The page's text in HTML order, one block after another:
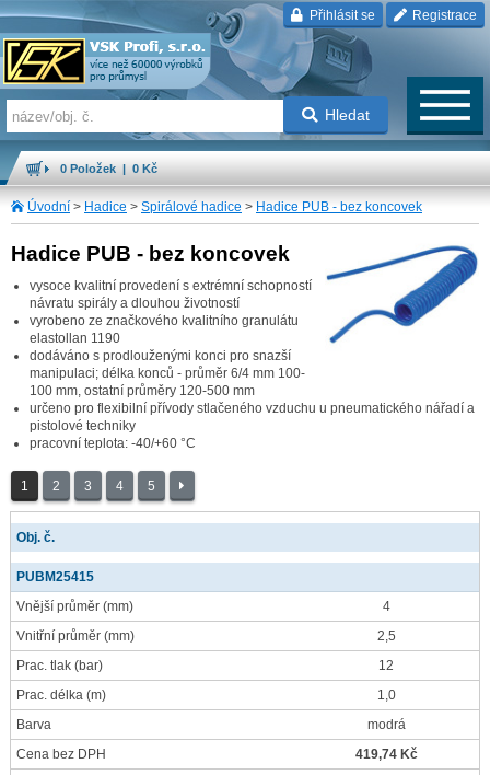
Přihlásit se Registrace
Hledat
0 Položek | 0 Kč
Úvodní > Hadice > Spirálové hadice > Hadice PUB - bez koncovek
Hadice PUB - bez koncovek
vysoce kvalitní provedení s extrémní schopností
návratu spirály a dlouhou životností
vyrobeno ze značkového kvalitního granulátu
elastollan 1190
dodáváno s prodlouženými konci pro snazší
manipulaci; délka konců - průměr 6/4 mm 100-
100 mm, ostatní průměry 120-500 mm
určeno pro flexibilní přívody stlačeného vzduchu u pneumatického nářadí a
pistolové techniky
pracovní teplota: -40/+60 °C
1 2 3 4 5
Obj. č.
PUBM25415
Vnější průměr (mm)
4
Vnitřní průměr (mm)
2,5
Prac. tlak (bar)
12
Prac. délka (m)
1,0
Barva
modrá
Cena bez DPH
419,74 Kč